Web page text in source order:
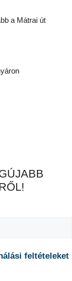
a Mátrai út
feltételeket